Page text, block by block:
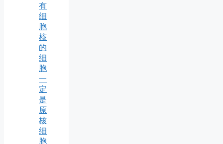
有
细
胞
核
的
细
胞
一
定
是
原
核
细
胞